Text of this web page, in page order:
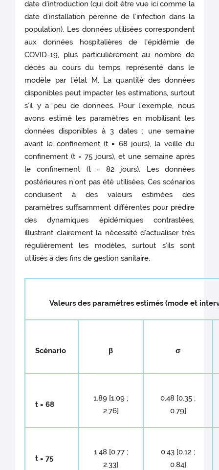
date d’introduction (qui doit être vue ici comme la
date d’installation pérenne de l’infection dans la
population). Les données utilisées correspondent
aux données hospitalières de l'épidémie de
COVID-19, plus particulièrement au nombre de
décès au cours du temps, représenté dans le
modèle par l’état M. La quantité des données
disponibles peut impacter les estimations, surtout
s’il y a peu de données. Pour l’exemple, nous
avons estimé les paramètres en mobilisant les
données disponibles à 3 dates : une semaine
avant le confinement (t = 68 jours), la veille du
confinement (t = 75 jours), et une semaine après
le confinement (t = 82 jours). Les données
postérieures n’ont pas été utilisées. Ces scénarios
conduisent à des valeurs estimées des
paramètres suffisamment différentes pour prédire
des dynamiques épidémiques contrastées,
illustrant clairement la nécessité d’actualiser très
régulièrement les modèles, surtout s’ils sont
utilisés à des fins de gestion sanitaire.
Valeurs des paramètres estimés (mode et
Scénario β σ
t = 68
1.89 [1.09 ;
2.76]
0.48 [0.35 ;
0.79]
t = 75
1.48 [0.77 ;
2.33]
0.43 [0.12 ;
0.84]